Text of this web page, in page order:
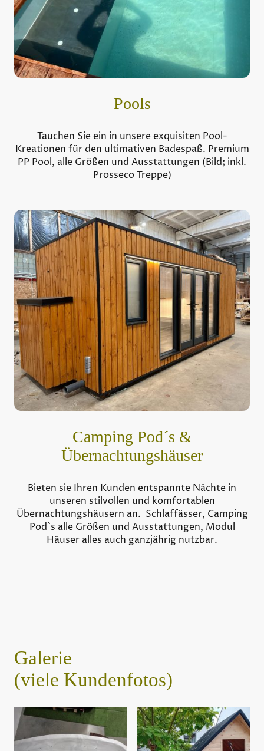
Pools
Tauchen Sie ein in unsere exquisiten Pool-
Kreationen für den ultimativen Badespaß. Premium
PP Pool, alle Größen und Ausstattungen (Bild; inkl.
Prosseco Treppe)
Camping Pod´s &
Übernachtungshäuser
Bieten sie Ihren Kunden entspannte Nächte in
unseren stilvollen und komfortablen
Übernachtungshäusern an. Schlaffässer, Camping
Pod`s alle Größen und Ausstattungen, Modul
Häuser alles auch ganzjährig nutzbar.
Galerie
(viele Kundenfotos)